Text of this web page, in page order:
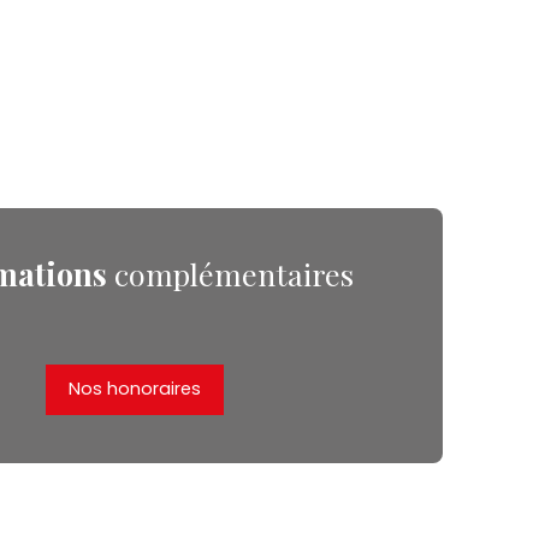
complémentaires
Nos honoraires